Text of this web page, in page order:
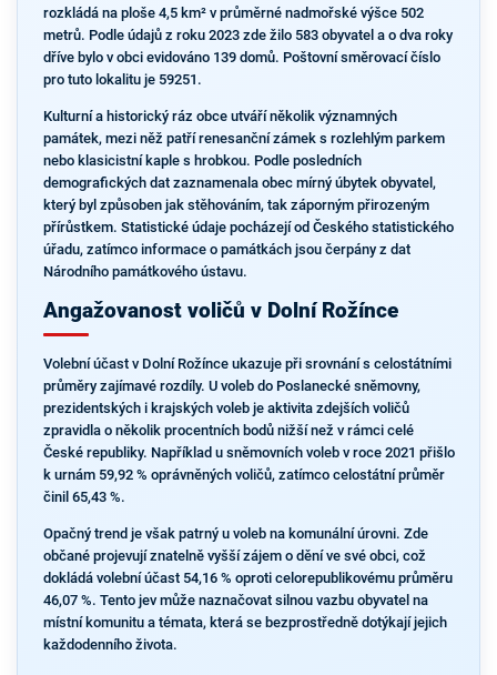
rozkládá na ploše 4,5 km² v průměrné nadmořské výšce 502
metrů. Podle údajů z roku 2023 zde žilo 583 obyvatel a o dva roky
dříve bylo v obci evidováno 139 domů. Poštovní směrovací číslo
pro tuto lokalitu je 59251.
Kulturní a historický ráz obce utváří několik významných
památek, mezi něž patří renesanční zámek s rozlehlým parkem
nebo klasicistní kaple s hrobkou. Podle posledních
demografických dat zaznamenala obec mírný úbytek obyvatel,
který byl způsoben jak stěhováním, tak záporným přirozeným
přírůstkem. Statistické údaje pocházejí od Českého statistického
úřadu, zatímco informace o památkách jsou čerpány z dat
Národního památkového ústavu.
Angažovanost voličů v Dolní Rožínce
Volební účast v Dolní Rožínce ukazuje při srovnání s celostátními
průměry zajímavé rozdíly. U voleb do Poslanecké sněmovny,
prezidentských i krajských voleb je aktivita zdejších voličů
zpravidla o několik procentních bodů nižší než v rámci celé
České republiky. Například u sněmovních voleb v roce 2021 přišlo
k urnám 59,92 % oprávněných voličů, zatímco celostátní průměr
činil 65,43 %.
Opačný trend je však patrný u voleb na komunální úrovni. Zde
občané projevují znatelně vyšší zájem o dění ve své obci, což
dokládá volební účast 54,16 % oproti celorepublikovému průměru
46,07 %. Tento jev může naznačovat silnou vazbu obyvatel na
místní komunitu a témata, která se bezprostředně dotýkají jejich
každodenního života.